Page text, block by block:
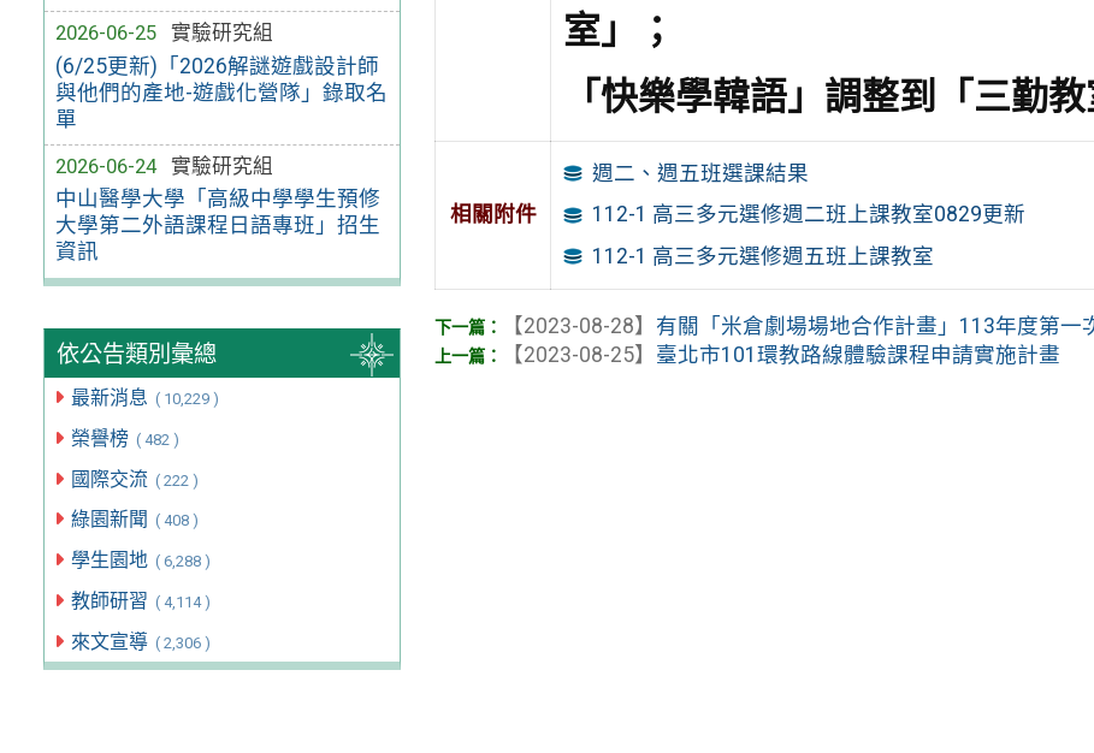
2026-06-25
實驗研究組
(6/25更新)「2026解謎遊戲設計師
與他們的產地-遊戲化營隊」錄取名
單
2026-06-24
實驗研究組
中山醫學大學「高級中學學生預修
大學第二外語課程日語專班」招生
資訊
依公告類別彙總
最新消息 ( 10,229 )
榮譽榜 ( 482 )
國際交流 ( 222 )
綠園新聞 ( 408 )
學生園地 ( 6,288 )
教師研習 ( 4,114 )
來文宣導 ( 2,306 )
室」；
「快樂學韓語」調整到「三勤教
相關附件
週二、週五班選課結果
112-1 高三多元選修週二班上課教室0829更新
112-1 高三多元選修週五班上課教室
【2023-08-28】 有關「米倉劇場場地合作計畫」113年度第一
【2023-08-25】 臺北市101環教路線體驗課程申請實施計畫